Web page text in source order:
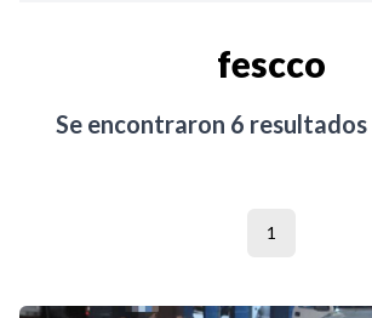
fescco
Se encontraron 6
1